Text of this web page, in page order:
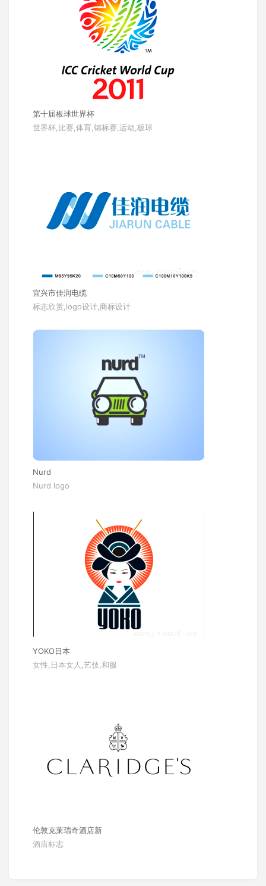
第十届板球世界杯
世界杯,比赛,体育,锦标赛,运动,板球
宜兴市佳润电缆
标志欣赏,logo设计,商标设计
Nurd
Nurd logo
YOKO日本
女性,日本女人,艺伎,和服
伦敦克莱瑞奇酒店新
酒店标志